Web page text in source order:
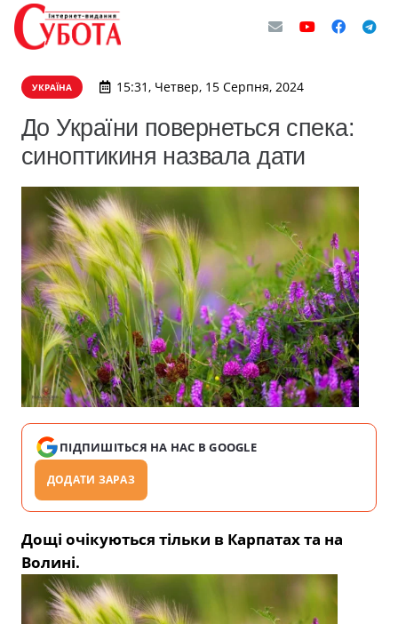
УКРАЇНА 15:31, Четвер, 15 Серпня, 2024
До України повернеться спека:
синоптикиня назвала дати
ПІДПИШІТЬСЯ НА НАС В GOOGLE
ДОДАТИ ЗАРАЗ
Дощі очікуються тільки в Карпатах та на
Волині.